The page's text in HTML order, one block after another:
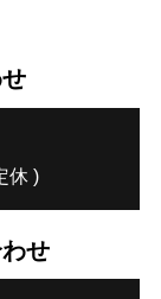
休 )
せ